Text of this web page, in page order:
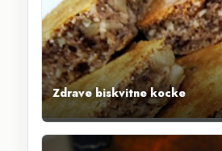
Zdrave biskvitne kocke